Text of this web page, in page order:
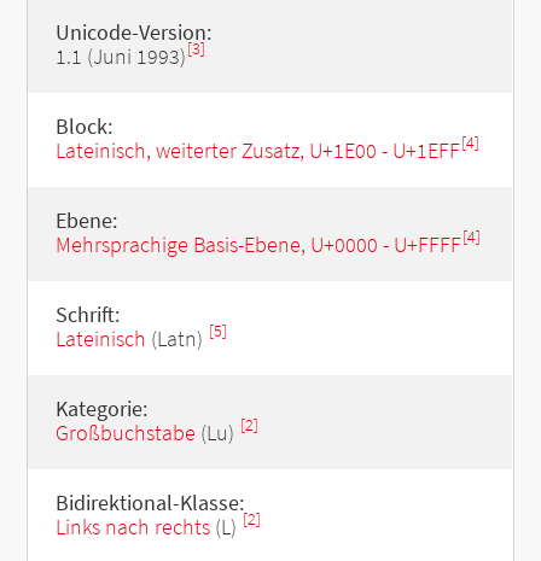
Unicode-Version:
1.1 (Juni 1993)[3]
Block:
Lateinisch, weiterter Zusatz, U+1E00 - U+1EFF[4]
Ebene:
Mehrsprachige Basis-Ebene, U+0000 - U+FFFF[4]
Schrift:
Lateinisch (Latn) [5]
Kategorie:
Großbuchstabe (Lu) [2]
Bidirektional-Klasse:
Links nach rechts(L) [2]